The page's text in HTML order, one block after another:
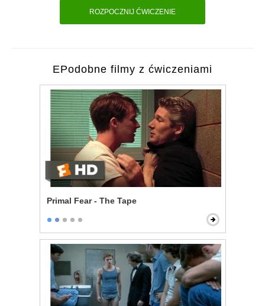
ROZPOCZNIJ ĆWICZENIE
EPodobne filmy z ćwiczeniami
Primal Fear - The Tape